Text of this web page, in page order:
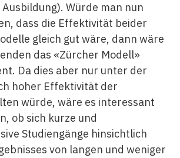
Würde man nun
dass die Effektivität beider
gleich gut wäre, dann wäre
das «Zürcher Modell»
Da dies aber nur unter der
hoher Effektivität der
würde, wäre es interessant
ob sich kurze und
Studiengänge hinsichtlich
von langen und weniger